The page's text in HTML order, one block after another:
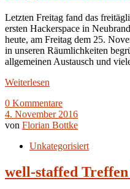
Letzten Freitag fand das
ersten Hackerspace in
heute, am Freitag dem 25.
in unseren Räumlichkeiten
allgemeinen Austausch und
Weiterlesen
0 Kommentare
4. November 2016
von Florian Bottke
Unkategorisiert
well-staffed